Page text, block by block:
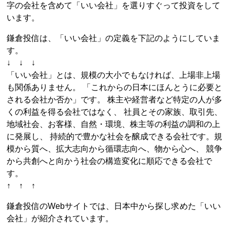
字の会社を含めて「いい会社」を選りすぐって投資をして
います。
鎌倉投信は、「いい会社」の定義を下記のようにしていま
す。
↓ ↓ ↓
「いい会社」とは、規模の大小でもなければ、上場非上場
も関係ありません。 「これからの日本にほんとうに必要と
される会社か否か」です。 株主や経営者など特定の人が多
くの利益を得る会社ではなく、 社員とその家族、取引先、
地域社会、お客様、自然・環境、株主等の利益の調和の上
に発展し、 持続的で豊かな社会を醸成できる会社です。規
模から質へ、拡大志向から循環志向へ、物から心へ、 競争
から共創へと向かう社会の構造変化に順応できる会社で
す。
↑ ↑ ↑
鎌倉投信のWebサイトでは、日本中から探し求めた「いい
会社」が紹介されています。